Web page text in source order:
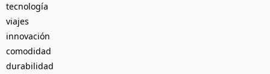
tecnología
viajes
innovación
comodidad
durabilidad